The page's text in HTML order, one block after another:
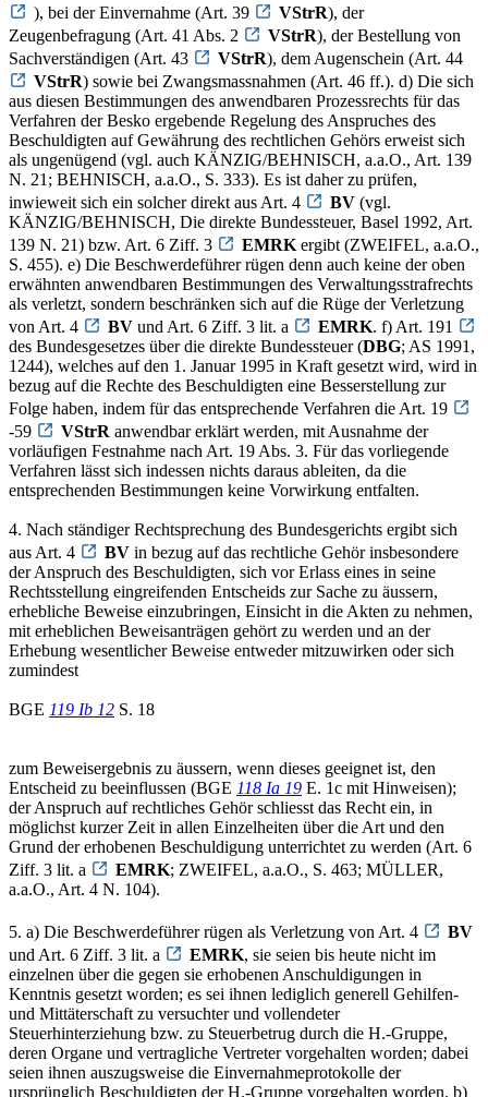
), bei der Einvernahme (Art. 39
VStrR), der
Zeugenbefragung (Art. 41 Abs. 2
VStrR), der Bestellung von
Sachverständigen (Art. 43
VStrR), dem Augenschein (Art. 44
VStrR) sowie bei Zwangsmassnahmen (Art. 46 ff.). d) Die sich
aus diesen Bestimmungen des anwendbaren Prozessrechts für das
Verfahren der Besko ergebende Regelung des Anspruches des
Beschuldigten auf Gewährung des rechtlichen Gehörs erweist sich
als ungenügend (vgl. auch KÄNZIG/BEHNISCH, a.a.O., Art. 139
N. 21; BEHNISCH, a.a.O., S. 333). Es ist daher zu prüfen,
inwieweit sich ein solcher direkt aus Art. 4
BV (vgl.
KÄNZIG/BEHNISCH, Die direkte Bundessteuer, Basel 1992, Art.
139 N. 21) bzw. Art. 6 Ziff. 3
EMRK ergibt (ZWEIFEL, a.a.O.,
S. 455). e) Die Beschwerdeführer rügen denn auch keine der oben
erwähnten anwendbaren Bestimmungen des Verwaltungsstrafrechts
als verletzt, sondern beschränken sich auf die Rüge der Verletzung
von Art. 4
BV und Art. 6 Ziff. 3 lit. a EMRK. f) Art. 191
des Bundesgesetzes über die direkte Bundessteuer (DBG; AS 1991,
1244), welches auf den 1. Januar 1995 in Kraft gesetzt wird, wird in
bezug auf die Rechte des Beschuldigten eine Besserstellung zur
Folge haben, indem für das entsprechende Verfahren die Art. 19
-59
VStrR anwendbar erklärt werden, mit Ausnahme der
vorläufigen Festnahme nach Art. 19 Abs. 3. Für das vorliegende
Verfahren lässt sich indessen nichts daraus ableiten, da die
entsprechenden Bestimmungen keine Vorwirkung entfalten.
4. Nach ständiger Rechtsprechung des Bundesgerichts ergibt sich
aus Art. 4
BV in bezug auf das rechtliche Gehör insbesondere
der Anspruch des Beschuldigten, sich vor Erlass eines in seine
Rechtsstellung eingreifenden Entscheids zur Sache zu äussern,
erhebliche Beweise einzubringen, Einsicht in die Akten zu nehmen,
mit erheblichen Beweisanträgen gehört zu werden und an der
Erhebung wesentlicher Beweise entweder mitzuwirken oder sich
zumindest
BGE 119 Ib 12 S. 18
zum Beweisergebnis zu äussern, wenn dieses geeignet ist, den
Entscheid zu beeinflussen (BGE 118 Ia 19 E. 1c mit Hinweisen);
der Anspruch auf rechtliches Gehör schliesst das Recht ein, in
möglichst kurzer Zeit in allen Einzelheiten über die Art und den
Grund der erhobenen Beschuldigung unterrichtet zu werden (Art. 6
Ziff. 3 lit. a
EMRK; ZWEIFEL, a.a.O., S. 463; MÜLLER,
a.a.O., Art. 4 N. 104).
5. a) Die Beschwerdeführer rügen als Verletzung von Art. 4
BV
und Art. 6 Ziff. 3 lit. a
EMRK, sie seien bis heute nicht im
einzelnen über die gegen sie erhobenen Anschuldigungen in
Kenntnis gesetzt worden; es sei ihnen lediglich generell Gehilfen-
und Mittäterschaft zu versuchter und vollendeter
Steuerhinterziehung bzw. zu Steuerbetrug durch die H.-Gruppe,
deren Organe und vertragliche Vertreter vorgehalten worden; dabei
seien ihnen auszugsweise die Einvernahmeprotokolle der
ursprünglich Beschuldigten der H.-Gruppe vorgehalten worden. b)